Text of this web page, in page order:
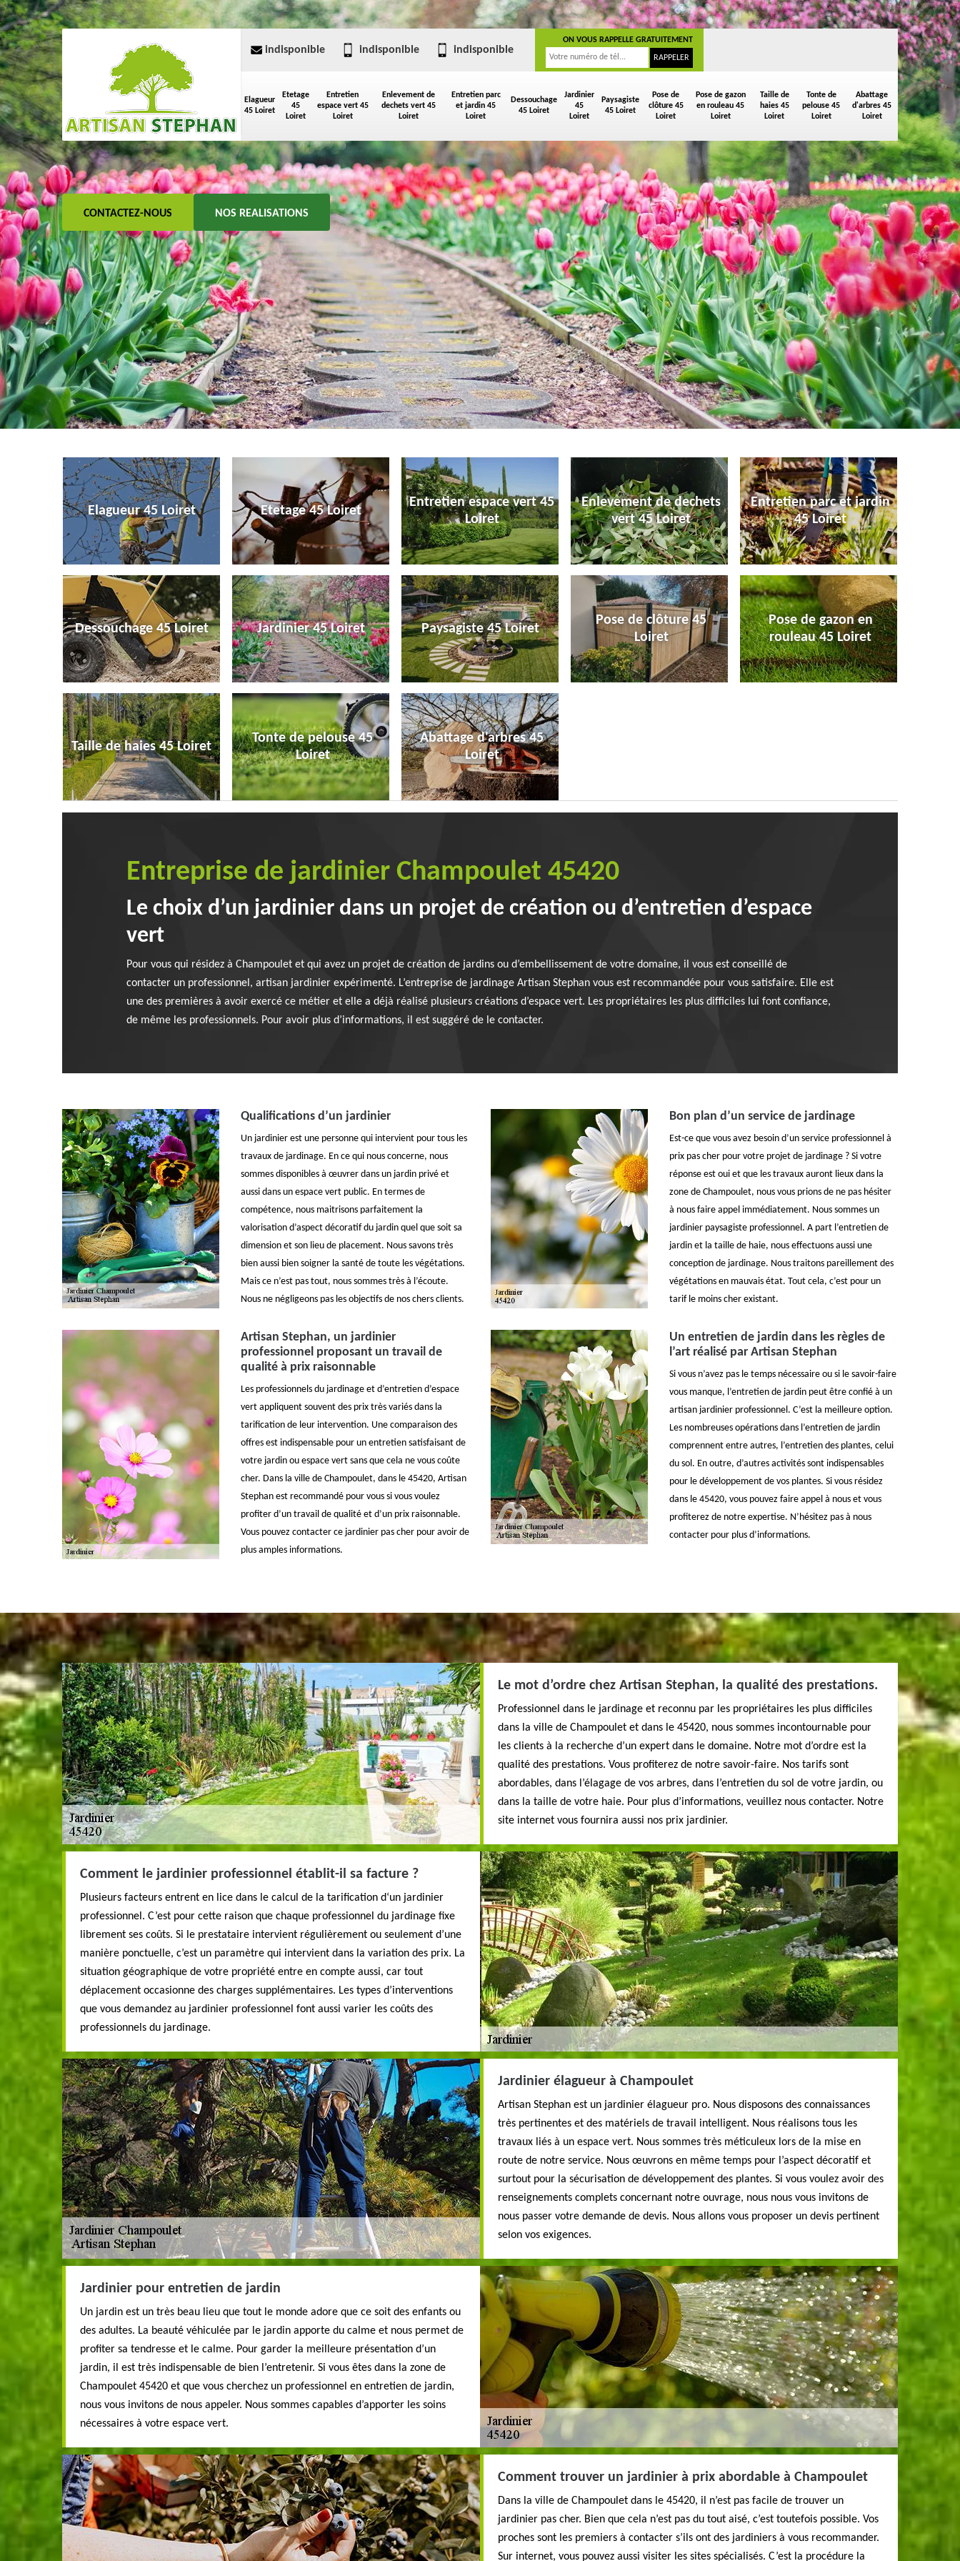
Elagueur
45 Loiret
Etetage
45
Loiret
Entretien
espace vert 45
Loiret
Enlevement de
dechets vert 45
Loiret
Entretien parc
et jardin 45
Loiret
Dessouchage
45 Loiret
Jardinier
45
Loiret
Paysagiste
45 Loiret
Pose de
clôture 45
Loiret
Pose de gazon
en rouleau 45
Loiret
Taille de
haies 45
Loiret
Tonte de
pelouse 45
Loiret
Abattage
d'arbres 45
Loiret
indisponible indisponible indisponible
ON VOUS RAPPELLE GRATUITEMENT
CONTACTEZ-NOUS NOS REALISATIONS
Elagueur 45 Loiret Etetage 45 Loiret
Entretien espace vert 45
Loiret
Enlevement de dechets
vert 45 Loiret
Entretien parc et jardin
45 Loiret
Dessouchage 45 Loiret Jardinier 45 Loiret Paysagiste 45 Loiret
Pose de clôture 45
Loiret
Pose de gazon en
rouleau 45 Loiret
Taille de haies 45 Loiret
Tonte de pelouse 45
Loiret
Abattage d'arbres 45
Loiret
Entreprise de jardinier Champoulet 45420
Le choix d’un jardinier dans un projet de création ou d’entretien d’espace
vert
Pour vous qui résidez à Champoulet et qui avez un projet de création de jardins ou d’embellissement de votre domaine, il vous est conseillé de
contacter un professionnel, artisan jardinier expérimenté. L’entreprise de jardinage Artisan Stephan vous est recommandée pour vous satisfaire. Elle est
une des premières à avoir exercé ce métier et elle a déjà réalisé plusieurs créations d’espace vert. Les propriétaires les plus difficiles lui font confiance,
de même les professionnels. Pour avoir plus d’informations, il est suggéré de le contacter.
Qualifications d’un jardinier
Un jardinier est une personne qui intervient pour tous les
travaux de jardinage. En ce qui nous concerne, nous
sommes disponibles à œuvrer dans un jardin privé et
aussi dans un espace vert public. En termes de
compétence, nous maitrisons parfaitement la
valorisation d’aspect décoratif du jardin quel que soit sa
dimension et son lieu de placement. Nous savons très
bien aussi bien soigner la santé de toute les végétations.
Mais ce n’est pas tout, nous sommes très à l’écoute.
Nous ne négligeons pas les objectifs de nos chers clients.
Bon plan d’un service de jardinage
Est-ce que vous avez besoin d’un service professionnel à
prix pas cher pour votre projet de jardinage ? Si votre
réponse est oui et que les travaux auront lieux dans la
zone de Champoulet, nous vous prions de ne pas hésiter
à nous faire appel immédiatement. Nous sommes un
jardinier paysagiste professionnel. A part l’entretien de
jardin et la taille de haie, nous effectuons aussi une
conception de jardinage. Nous traitons pareillement des
végétations en mauvais état. Tout cela, c’est pour un
tarif le moins cher existant.
Artisan Stephan, un jardinier
professionnel proposant un travail de
qualité à prix raisonnable
Les professionnels du jardinage et d’entretien d’espace
vert appliquent souvent des prix très variés dans la
tarification de leur intervention. Une comparaison des
offres est indispensable pour un entretien satisfaisant de
votre jardin ou espace vert sans que cela ne vous coûte
cher. Dans la ville de Champoulet, dans le 45420, Artisan
Stephan est recommandé pour vous si vous voulez
profiter d’un travail de qualité et d’un prix raisonnable.
Vous pouvez contacter ce jardinier pas cher pour avoir de
plus amples informations.
Un entretien de jardin dans les règles de
l’art réalisé par Artisan Stephan
Si vous n’avez pas le temps nécessaire ou si le savoir-faire
vous manque, l’entretien de jardin peut être confié à un
artisan jardinier professionnel. C’est la meilleure option.
Les nombreuses opérations dans l’entretien de jardin
comprennent entre autres, l’entretien des plantes, celui
du sol. En outre, d’autres activités sont indispensables
pour le développement de vos plantes. Si vous résidez
dans le 45420, vous pouvez faire appel à nous et vous
profiterez de notre expertise. N’hésitez pas à nous
contacter pour plus d’informations.
Le mot d’ordre chez Artisan Stephan, la qualité des prestations.
Professionnel dans le jardinage et reconnu par les propriétaires les plus difficiles
dans la ville de Champoulet et dans le 45420, nous sommes incontournable pour
les clients à la recherche d’un expert dans le domaine. Notre mot d’ordre est la
qualité des prestations. Vous profiterez de notre savoir-faire. Nos tarifs sont
abordables, dans l’élagage de vos arbres, dans l’entretien du sol de votre jardin, ou
dans la taille de votre haie. Pour plus d’informations, veuillez nous contacter. Notre
site internet vous fournira aussi nos prix jardinier.
Comment le jardinier professionnel établit-il sa facture ?
Plusieurs facteurs entrent en lice dans le calcul de la tarification d‘un jardinier
professionnel. C’est pour cette raison que chaque professionnel du jardinage fixe
librement ses coûts. Si le prestataire intervient régulièrement ou seulement d’une
manière ponctuelle, c’est un paramètre qui intervient dans la variation des prix. La
situation géographique de votre propriété entre en compte aussi, car tout
déplacement occasionne des charges supplémentaires. Les types d’interventions
que vous demandez au jardinier professionnel font aussi varier les coûts des
professionnels du jardinage.
Jardinier élagueur à Champoulet
Artisan Stephan est un jardinier élagueur pro. Nous disposons des connaissances
très pertinentes et des matériels de travail intelligent. Nous réalisons tous les
travaux liés à un espace vert. Nous sommes très méticuleux lors de la mise en
route de notre service. Nous œuvrons en même temps pour l’aspect décoratif et
surtout pour la sécurisation de développement des plantes. Si vous voulez avoir des
renseignements complets concernant notre ouvrage, nous nous vous invitons de
nous passer votre demande de devis. Nous allons vous proposer un devis pertinent
selon vos exigences.
Jardinier pour entretien de jardin
Un jardin est un très beau lieu que tout le monde adore que ce soit des enfants ou
des adultes. La beauté véhiculée par le jardin apporte du calme et nous permet de
profiter sa tendresse et le calme. Pour garder la meilleure présentation d’un
jardin, il est très indispensable de bien l’entretenir. Si vous êtes dans la zone de
Champoulet 45420 et que vous cherchez un professionnel en entretien de jardin,
nous vous invitons de nous appeler. Nous sommes capables d’apporter les soins
nécessaires à votre espace vert.
Comment trouver un jardinier à prix abordable à Champoulet
Dans la ville de Champoulet dans le 45420, il n’est pas facile de trouver un
jardinier pas cher. Bien que cela n’est pas du tout aisé, c’est toutefois possible. Vos
proches sont les premiers à contacter s’ils ont des jardiniers à vous recommander.
Sur internet, vous pouvez aussi visiter les sites spécialisés. C’est la procédure la